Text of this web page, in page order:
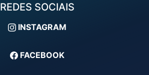
REDES SOCIAIS
INSTAGRAM
FACEBOOK